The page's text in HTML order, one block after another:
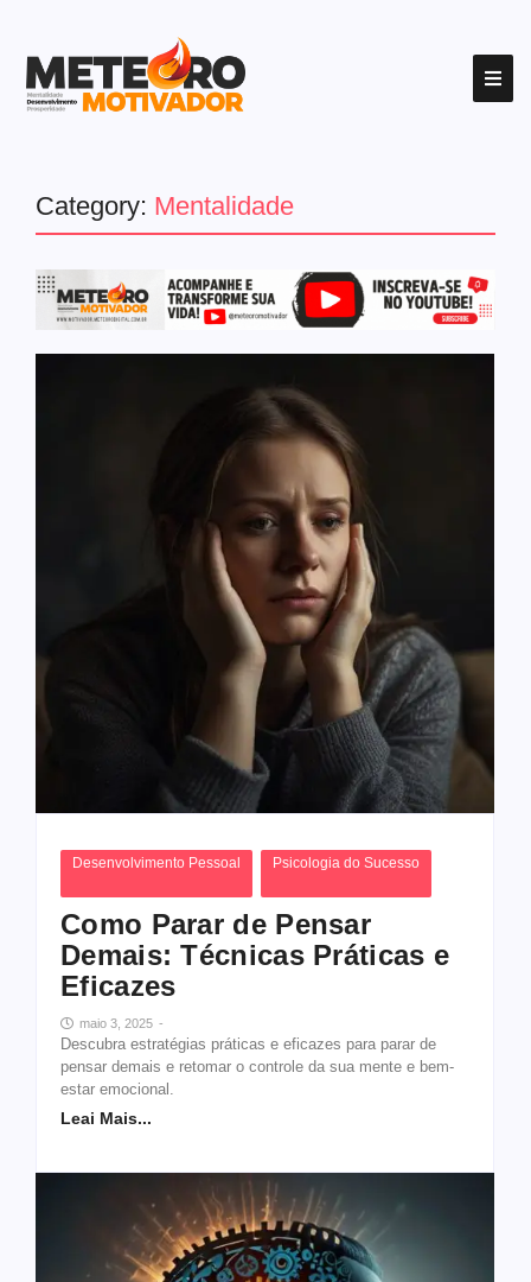
Category: Mentalidade
Desenvolvimento Pessoal Psicologia do Sucesso
Como Parar de Pensar
Demais: Técnicas Práticas e
Eficazes
maio 3, 2025 -
Descubra estratégias práticas e eficazes para parar de
pensar demais e retomar o controle da sua mente e bem-
estar emocional.
Leai Mais...